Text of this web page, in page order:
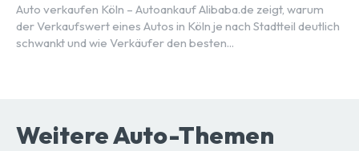
Auto verkaufen Köln – Autoankauf Alibaba.de zeigt, warum
der Verkaufswert eines Autos in Köln je nach Stadtteil deutlich
schwankt und wie Verkäufer den besten...
Weitere Auto-Themen